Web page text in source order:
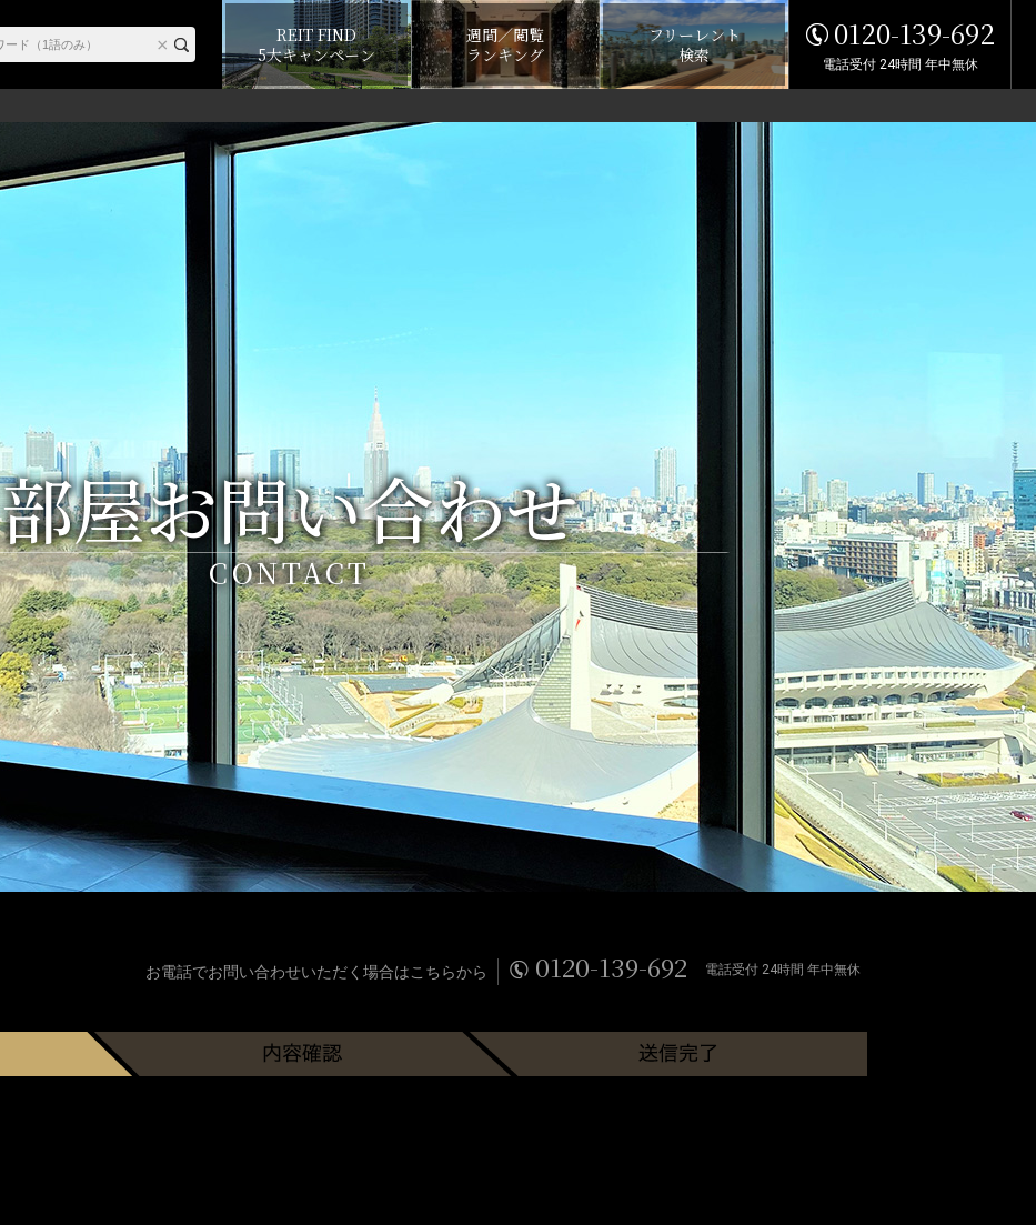
REIT FIND
5大キャンペーン
週間／閲覧
ランキング
フリーレント
検索
0120-139-692
電話受付 24時間 年中無休
部屋お問い合わせ
CONTACT
お電話でお問い合わせいただく場合はこちらから 0120-139-692 電話受付 24時間 年中無休